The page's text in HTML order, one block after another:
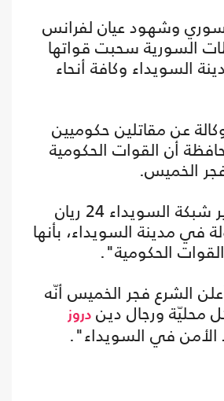
وشهود عيان لفرانس
السورية سحبت قواتها
السويداء وكافة أنحاء
عن مقاتلين حكوميين
أن القوات الحكومية
الخميس.
وأفاد رئيس تحرير شبكة السويداء 24 ريان
في مدينة السويداء، بأنها
الحكومية".
الشرع فجر الخميس أنّه
محليّة ورجال دين دروز
في السويداء".